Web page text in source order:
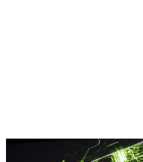
Compartilhe